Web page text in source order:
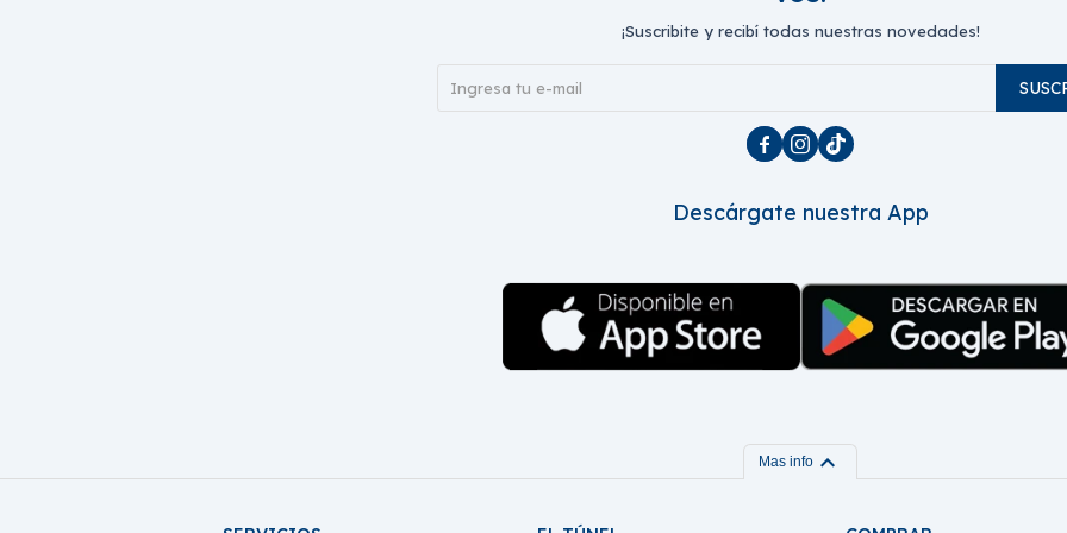
¡Suscribite y recibí todas nuestras novedades!
  
Descárgate nuestra App
Mas info expand_more